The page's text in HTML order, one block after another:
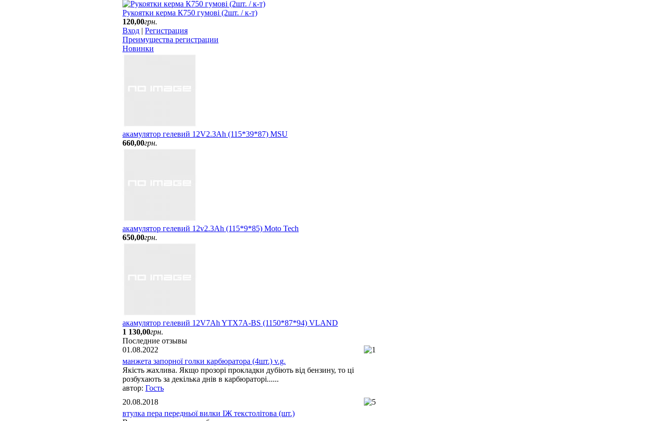
Рукоятки керма К750 гумові (2шт. / к-т)
120,00грн.
Вход | Регистрация
Преимущества регистрации
Новинки
акамулятор гелевий 12V2.3Ah (115*39*87) MSU
660,00грн.
акамулятор гелевий 12v2.3Ah (115*9*85) Moto Tech
650,00грн.
акамулятор гелевий 12V7Ah YTX7A-BS (1150*87*94) VLAND
1 130,00грн.
Последние отзывы
01.08.2022
манжета запорної голки карбюратора (4шт.) v.g.
Якість жахлива. Якщо прозорі прокладки дубіють від бензину, то ці
розбухають за декілька днів в карбюраторі......
Гость
20.08.2018
втулка пера передньої вилки ІЖ текстолітова (шт.)